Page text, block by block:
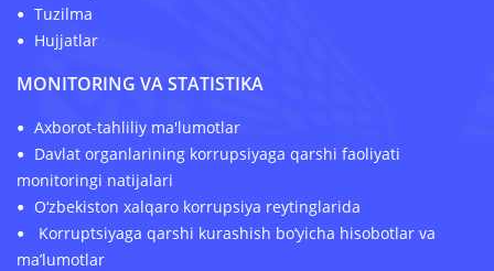
Tuzilma
Hujjatlar
MONITORING VA STATISTIKA
Axborot-tahliliy ma'lumotlar
Davlat organlarining korrupsiyaga qarshi faoliyati
monitoringi natijalari
O‘zbekiston xalqaro korrupsiya reytinglarida
Korruptsiyaga qarshi kurashish bo‘yicha hisobotlar va
ma’lumotlar